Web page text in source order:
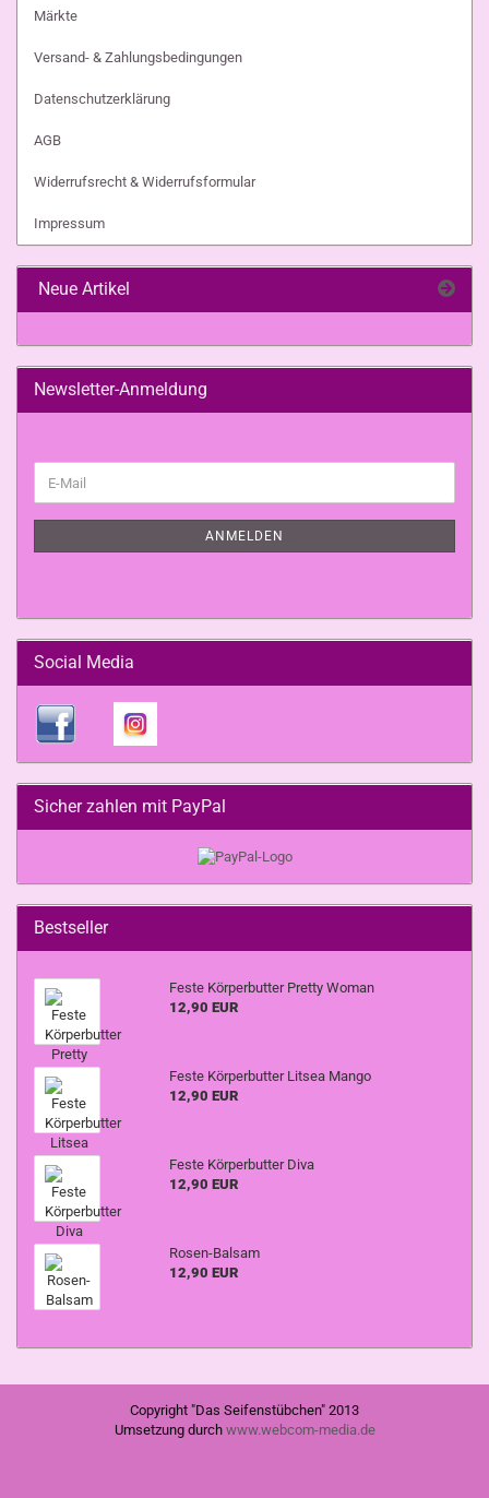
Märkte
Versand- & Zahlungsbedingungen
Datenschutzerklärung
AGB
Widerrufsrecht & Widerrufsformular
Impressum
Neue Artikel
Newsletter-Anmeldung
ZUR
E-
Mail
ANMELDEN
Social Media
Sicher zahlen mit PayPal
Bestseller
Feste Körperbutter Pretty Woman
12,90 EUR
Feste Körperbutter Litsea Mango
12,90 EUR
Feste Körperbutter Diva
12,90 EUR
Rosen-Balsam
12,90 EUR
Copyright "Das Seifenstübchen" 2013
Umsetzung durch www.webcom-media.de